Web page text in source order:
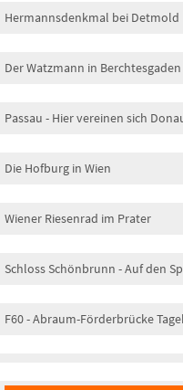
Hermannsdenkmal bei Detmold
Der Watzmann in Berchtesgaden
Passau - Hier vereinen sich
Die Hofburg in Wien
Wiener Riesenrad im Prater
Schloss Schönbrunn - Auf den
F60 - Abraum-Förderbrücke